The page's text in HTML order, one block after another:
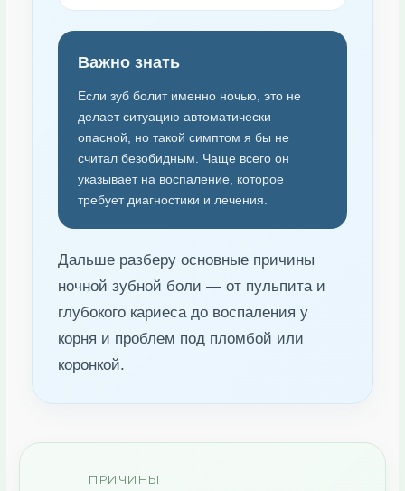
Важно знать
Если зуб болит именно ночью, это не
делает ситуацию автоматически
опасной, но такой симптом я бы не
считал безобидным. Чаще всего он
указывает на воспаление, которое
требует диагностики и лечения.
Дальше разберу основные причины
ночной зубной боли — от пульпита и
глубокого кариеса до воспаления у
корня и проблем под пломбой или
коронкой.
ПРИЧИНЫ